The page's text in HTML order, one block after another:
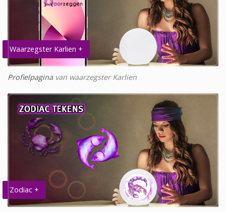
Waarzegster Karlien +
Profielpaginavan waarzegster Karlien
Zodiac +